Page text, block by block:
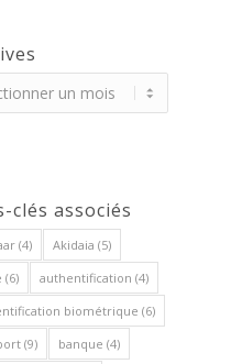
clés associés
(4) Akidaia (5)
(6) authentification (4)
biométrique (6)
(9) banque (4)